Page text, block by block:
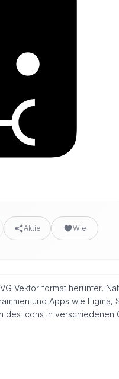
Aktie Wie
Vektor format herunter,
und Apps wie Figma,
des Icons in verschiedenen